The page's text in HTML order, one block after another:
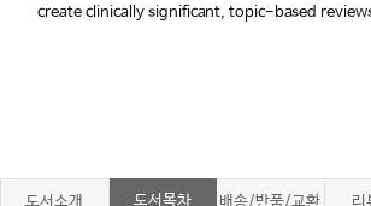
create clinically significant, topic-based
도서소개 도서목차 배송/반품/교환